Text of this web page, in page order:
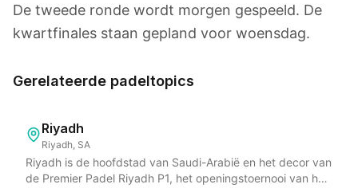
De tweede ronde wordt morgen gespeeld. De
kwartfinales staan gepland voor woensdag.
Gerelateerde padeltopics
Riyadh
Riyadh, SA
Riyadh is de hoofdstad van Saudi-Arabië en het decor van
de Premier Padel Riyadh P1, het openingstoernooi van het